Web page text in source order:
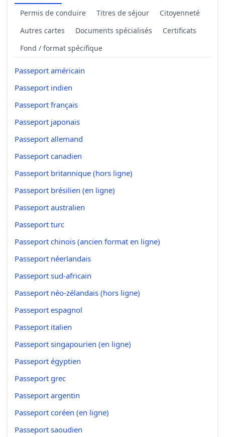
Permis de conduire
Titres de séjour
Citoyenneté
Autres cartes
Documents spécialisés
Certificats
Fond / format spécifique
Passeport américain
Passeport indien
Passeport français
Passeport japonais
Passeport allemand
Passeport canadien
Passeport britannique (hors ligne)
Passeport brésilien (en ligne)
Passeport australien
Passeport turc
Passeport chinois (ancien format en ligne)
Passeport néerlandais
Passeport sud-africain
Passeport néo-zélandais (hors ligne)
Passeport espagnol
Passeport italien
Passeport singapourien (en ligne)
Passeport égyptien
Passeport grec
Passeport argentin
Passeport coréen (en ligne)
Passeport saoudien